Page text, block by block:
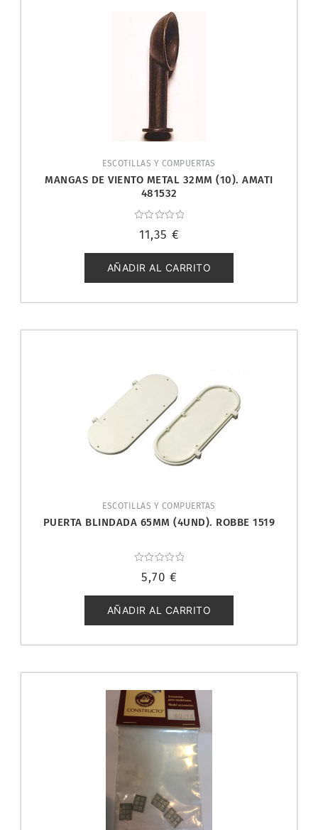
ESCOTILLAS Y COMPUERTAS
MANGAS DE VIENTO METAL 32MM (10). AMATI
481532
con
de
5
11,35 €
AÑADIR AL CARRITO
ESCOTILLAS Y COMPUERTAS
PUERTA BLINDADA 65MM (4UND). ROBBE 1519
con
de
5
5,70 €
AÑADIR AL CARRITO